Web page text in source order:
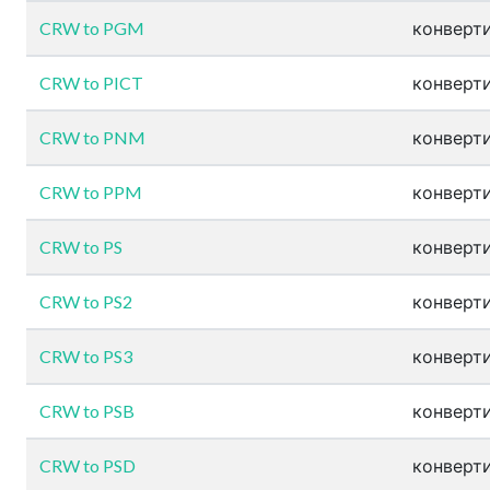
CRW to PGM
CRW to PICT
CRW to PNM
CRW to PPM
CRW to PS
CRW to PS2
CRW to PS3
CRW to PSB
CRW to PSD